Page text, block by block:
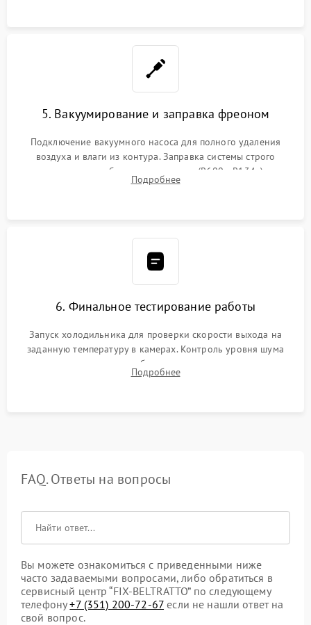
5. Вакуумирование и заправка фреоном
Подключение вакуумного насоса для полного удаления
воздуха и влаги из контура. Заправка системы строго
дозированным объемом хладагента (R600a, R134a) по
электронным весам. Контроль рабочего давления в системе.
Подробнее
6. Финальное тестирование работы
Запуск холодильника для проверки скорости выхода на
заданную температуру в камерах. Контроль уровня шума
компрессора, отсутствия обмерзания стенок и корректного
срабатывания системы автоматической оттайки.
Подробнее
FAQ. Ответы на вопросы
Вы можете ознакомиться с приведенными ниже
часто задаваемыми вопросами, либо обратиться в
сервисный центр “FIX-BELTRATTO” по следующему
телефону+7 (351) 200-72-67 если не нашли ответ на
свой вопрос.